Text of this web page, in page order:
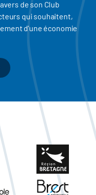
de son Club
qui souhaitent,
d'une économie